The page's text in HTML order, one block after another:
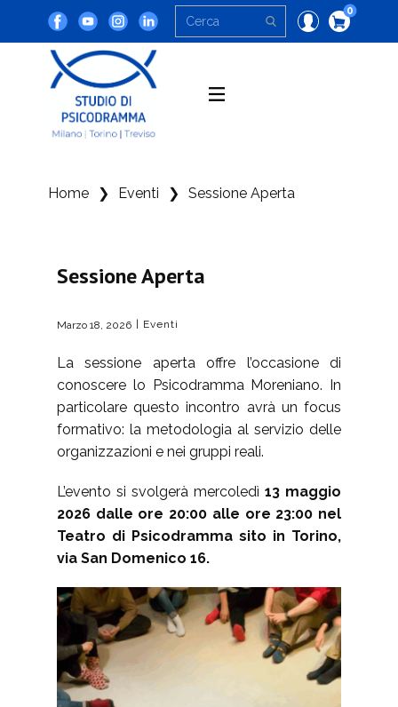
0
Home ❯ Eventi ❯ Sessione Aperta
Sessione Aperta
Marzo 18, 2026 Eventi
La sessione aperta offre l’occasione di
conoscere lo Psicodramma Moreniano. In
particolare questo incontro avrà un focus
formativo: la metodologia al servizio delle
organizzazioni e nei gruppi reali.
L’evento si svolgerà mercoledì 13 maggio
2026 dalle ore 20:00 alle ore 23:00 nel
Teatro di Psicodramma sito in Torino,
via San Domenico 16.